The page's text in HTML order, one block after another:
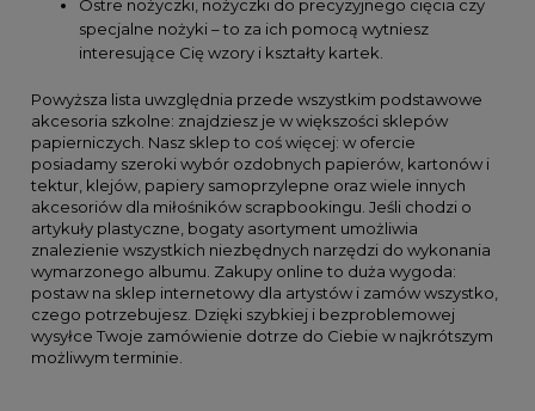
Ostre nożyczki, nożyczki do precyzyjnego cięcia czy
specjalne nożyki – to za ich pomocą wytniesz
interesujące Cię wzory i kształty kartek.
Powyższa lista uwzględnia przede wszystkim podstawowe
akcesoria szkolne: znajdziesz je w większości sklepów
papierniczych. Nasz sklep to coś więcej: w ofercie
posiadamy szeroki wybór ozdobnych papierów, kartonów i
tektur, klejów, papiery samoprzylepne oraz wiele innych
akcesoriów dla miłośników scrapbookingu. Jeśli chodzi o
artykuły plastyczne, bogaty asortyment umożliwia
znalezienie wszystkich niezbędnych narzędzi do wykonania
wymarzonego albumu. Zakupy online to duża wygoda:
postaw na sklep internetowy dla artystów i zamów wszystko,
czego potrzebujesz. Dzięki szybkiej i bezproblemowej
wysyłce Twoje zamówienie dotrze do Ciebie w najkrótszym
możliwym terminie.